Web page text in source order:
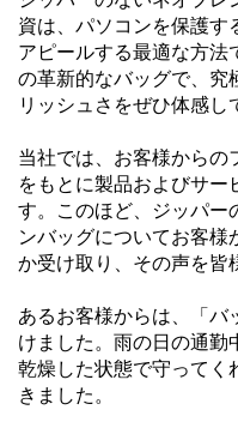
資は、パソコンを保護す
アピールする最適な方法
の革新的なバッグで、究
リッシュさをぜひ体感し
当社では、お客様からの
をもとに製品およびサー
す。このほど、ジッパー
ンバッグについてお客様
か受け取り、その声を皆
あるお客様からは、「バ
けました。雨の日の通勤
乾燥した状態で守ってく
きました。